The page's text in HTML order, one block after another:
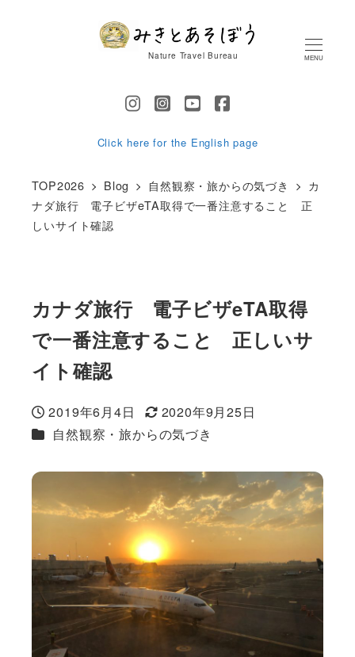
Nature Travel Bureau MENU
Click here for the English page
TOP2026 Blog 自然観察・旅からの気づき
カ
ナダ旅行 電子ビザeTA取得で一番注意すること 正
しいサイト確認
カナダ旅行 電子ビザeTA取得
で一番注意すること 正しいサ
イト確認
投稿日
2019年6月4日
更新日
2020年9月25日
カテゴリー
自然観察・旅からの気づき